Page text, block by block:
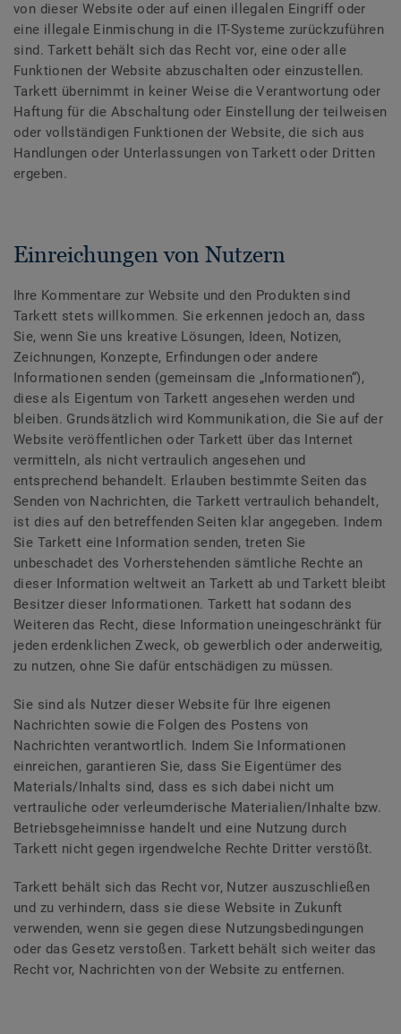
von dieser Website oder auf einen illegalen Eingriff oder
eine illegale Einmischung in die IT-Systeme zurückzuführen
sind. Tarkett behält sich das Recht vor, eine oder alle
Funktionen der Website abzuschalten oder einzustellen.
Tarkett übernimmt in keiner Weise die Verantwortung oder
Haftung für die Abschaltung oder Einstellung der teilweisen
oder vollständigen Funktionen der Website, die sich aus
Handlungen oder Unterlassungen von Tarkett oder Dritten
ergeben.
Einreichungen von Nutzern
Ihre Kommentare zur Website und den Produkten sind
Tarkett stets willkommen. Sie erkennen jedoch an, dass
Sie, wenn Sie uns kreative Lösungen, Ideen, Notizen,
Zeichnungen, Konzepte, Erfindungen oder andere
Informationen senden (gemeinsam die „Informationen“),
diese als Eigentum von Tarkett angesehen werden und
bleiben. Grundsätzlich wird Kommunikation, die Sie auf der
Website veröffentlichen oder Tarkett über das Internet
vermitteln, als nicht vertraulich angesehen und
entsprechend behandelt. Erlauben bestimmte Seiten das
Senden von Nachrichten, die Tarkett vertraulich behandelt,
ist dies auf den betreffenden Seiten klar angegeben. Indem
Sie Tarkett eine Information senden, treten Sie
unbeschadet des Vorherstehenden sämtliche Rechte an
dieser Information weltweit an Tarkett ab und Tarkett bleibt
Besitzer dieser Informationen. Tarkett hat sodann des
Weiteren das Recht, diese Information uneingeschränkt für
jeden erdenklichen Zweck, ob gewerblich oder anderweitig,
zu nutzen, ohne Sie dafür entschädigen zu müssen.
Sie sind als Nutzer dieser Website für Ihre eigenen
Nachrichten sowie die Folgen des Postens von
Nachrichten verantwortlich. Indem Sie Informationen
einreichen, garantieren Sie, dass Sie Eigentümer des
Materials/Inhalts sind, dass es sich dabei nicht um
vertrauliche oder verleumderische Materialien/Inhalte bzw.
Betriebsgeheimnisse handelt und eine Nutzung durch
Tarkett nicht gegen irgendwelche Rechte Dritter verstößt.
Tarkett behält sich das Recht vor, Nutzer auszuschließen
und zu verhindern, dass sie diese Website in Zukunft
verwenden, wenn sie gegen diese Nutzungsbedingungen
oder das Gesetz verstoßen. Tarkett behält sich weiter das
Recht vor, Nachrichten von der Website zu entfernen.